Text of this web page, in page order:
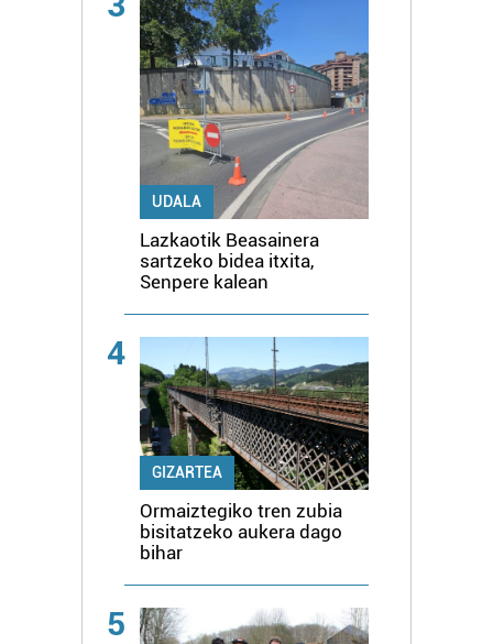
UDALA
Lazkaotik Beasainera
sartzeko bidea itxita,
Senpere kalean
4
GIZARTEA
Ormaiztegiko tren zubia
bisitatzeko aukera dago
bihar
5